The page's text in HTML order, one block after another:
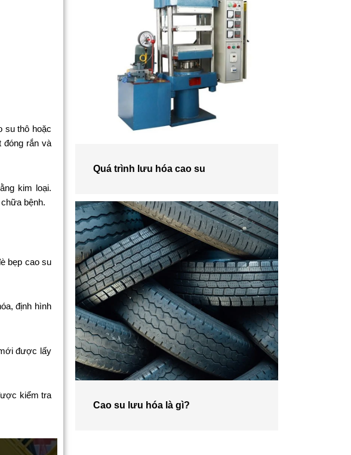
su thô hoặc
đóng rắn và
kim loại.
bệnh.
bẹp cao su
định hình
được lấy
kiểm tra
Quá trình lưu hóa cao su
Cao su lưu hóa là gì?